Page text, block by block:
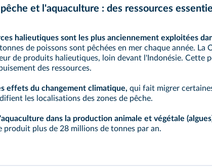
pêche et l'aquaculture : des ressources
halieutiques sont les plus anciennement exploitées
de poissons sont pêchées en mer chaque année.
de produits halieutiques, loin devant l'Indonésie. Cette
des ressources.
effets du changement climatique, qui fait migrer
les localisations des zones de pêche.
dans la production animale et végétale
produit plus de 28 millions de tonnes par an.